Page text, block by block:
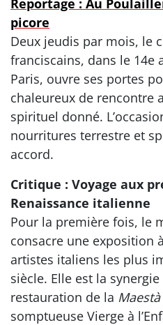
Reportage : Au
picore
Deux jeudis par mois, le
franciscains, dans le 14e
Paris, ouvre ses portes
chaleureux de rencontre
spirituel donné.
nourritures terrestre et
accord.
Critique : Voyage aux
Renaissance italienne
Pour la première fois, le
consacre une exposition
artistes italiens les plus
siècle. Elle est la
restauration de la Maestà
somptueuse Vierge à